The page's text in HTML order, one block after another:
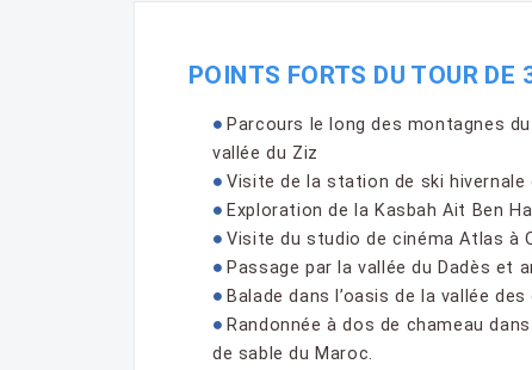
POINTS FORTS DU TOUR DE
Parcours le long des montagnes
vallée du Ziz
Visite de la station de ski hivernale
Exploration de la Kasbah Ait Ben
Visite du studio de cinéma Atlas à
Passage par la vallée du Dadès et
Balade dans l’oasis de la vallée
Randonnée à dos de chameau
de sable du Maroc.